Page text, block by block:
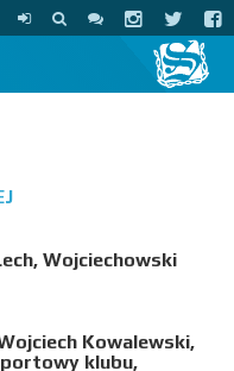
Wojciechowski
Kowalewski,
klubu,